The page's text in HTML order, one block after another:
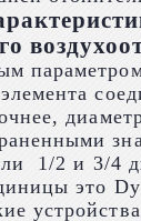
параметром
1/2 и 3/4
это